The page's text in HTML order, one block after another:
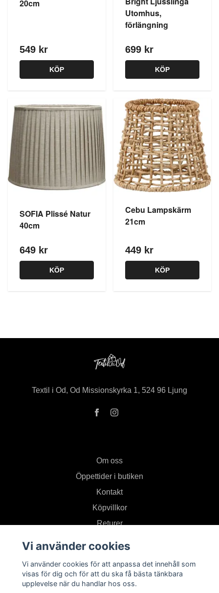
20cm
549 kr
KÖP
Utomhus,
förlängning
699 kr
KÖP
SOFIA Plissé Natur
40cm
649 kr
KÖP
Cebu Lampskärm
21cm
449 kr
KÖP
Textil i Od, Od Missionskyrka 1, 524 96 Ljung
Om oss
Öppettider i butiken
Kontakt
Köpvillkor
Returer
Prenumerera på vårt nyhetsbrev
Vi använder cookies
Vi använder cookies för att anpassa det innehåll som
visas för dig och för att du ska få bästa tänkbara
upplevelse när du handlar hos oss.